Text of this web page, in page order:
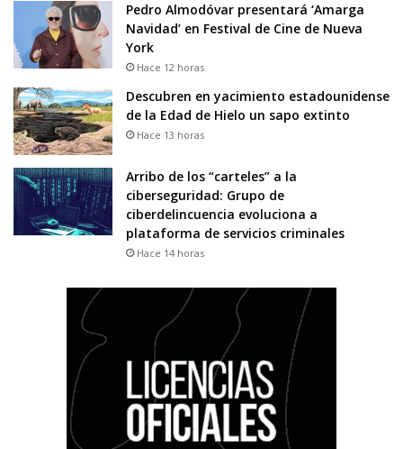
Pedro Almodóvar presentará ‘Amarga
Navidad’ en Festival de Cine de Nueva
York
Hace 12 horas
Descubren en yacimiento estadounidense
de la Edad de Hielo un sapo extinto
Hace 13 horas
Arribo de los “carteles” a la
ciberseguridad: Grupo de
ciberdelincuencia evoluciona a
plataforma de servicios criminales
Hace 14 horas